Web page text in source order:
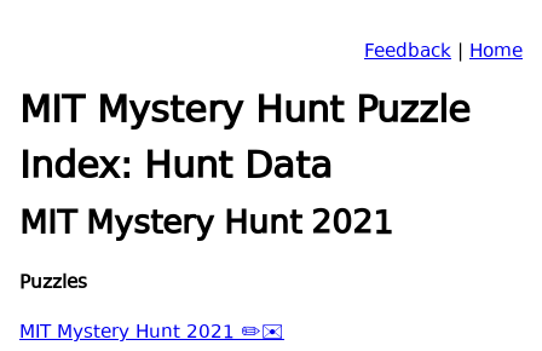
Feedback | Home
MIT Mystery Hunt Puzzle
Index: Hunt Data
MIT Mystery Hunt 2021
Puzzles
MIT Mystery Hunt 2021 ✏️✉️